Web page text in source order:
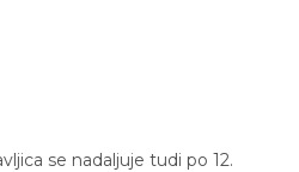
se nadaljuje tudi po 12.